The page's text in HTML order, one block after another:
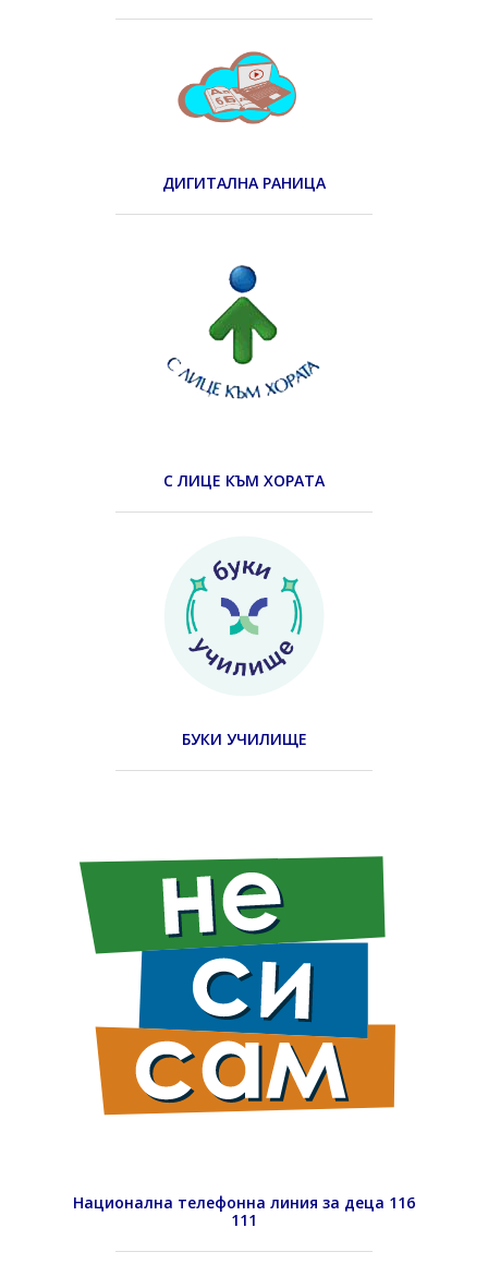
ДИГИТАЛНА РАНИЦА
С ЛИЦЕ КЪМ ХОРАТА
БУКИ УЧИЛИЩЕ
Национална телефонна линия за деца 116
111